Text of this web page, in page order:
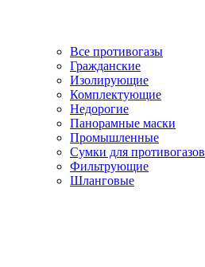
Все противогазы
Гражданские
Изолирующие
Комплектующие
Недорогие
Панорамные маски
Промышленные
Сумки для противогазов
Фильтрующие
Шланговые